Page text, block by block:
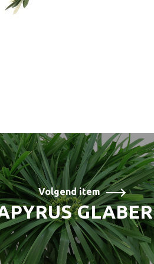
Volgend item
GLABER